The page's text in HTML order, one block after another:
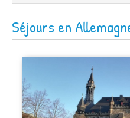
Séjours en